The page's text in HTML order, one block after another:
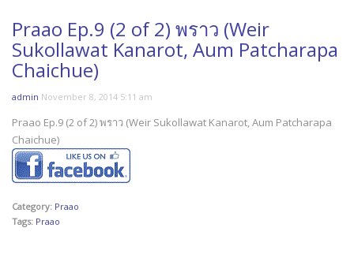
Praao Ep.9 (2 of 2) พราว (Weir
Sukollawat Kanarot, Aum Patcharapa
Chaichue)
admin November 8, 2014 5:11 am
Praao Ep.9 (2 of 2) พราว (Weir Sukollawat Kanarot, Aum Patcharapa
Chaichue)
Category: Praao
Tags: Praao